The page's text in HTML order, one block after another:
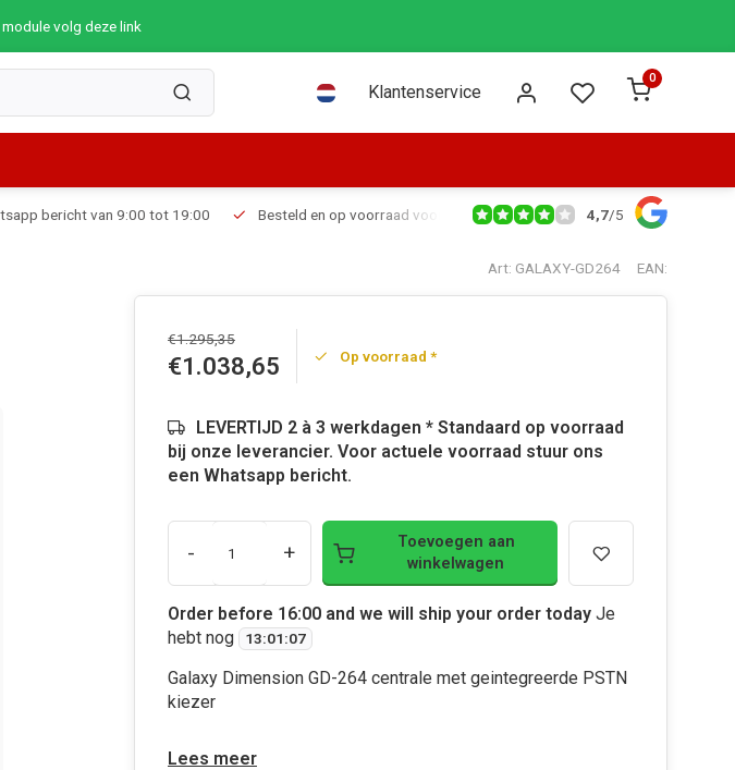
module volg deze link
Klantenservice
0
bericht van 9:00 tot 19:00 Besteld en op voorraad voor 16:00 dezelfde dag verzonden via PostNL
4,7/5
Art: GALAXY-GD264 EAN:
€1.295,35
€1.038,65 Op voorraad *
LEVERTIJD 2 à 3 werkdagen * Standaard op voorraad
bij onze leverancier. Voor actuele voorraad stuur ons
een Whatsapp bericht.
- +
Toevoegen aan
winkelwagen
Order before 16:00 and we will ship your order today Je
hebt nog
13:01:06
Galaxy Dimension GD-264 centrale met geintegreerde PSTN
kiezer
Lees meer